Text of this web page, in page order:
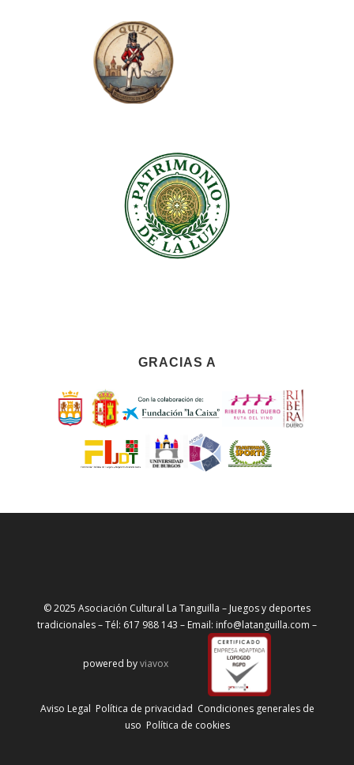
GRACIAS A
© 2025 Asociación Cultural La Tanguilla – Juegos y deportes
tradicionales – Tél: 617 988 143 – Email: info@latanguilla.com –
powered byviavox
Aviso Legal Política de privacidad Condiciones generales de
uso Política de cookies